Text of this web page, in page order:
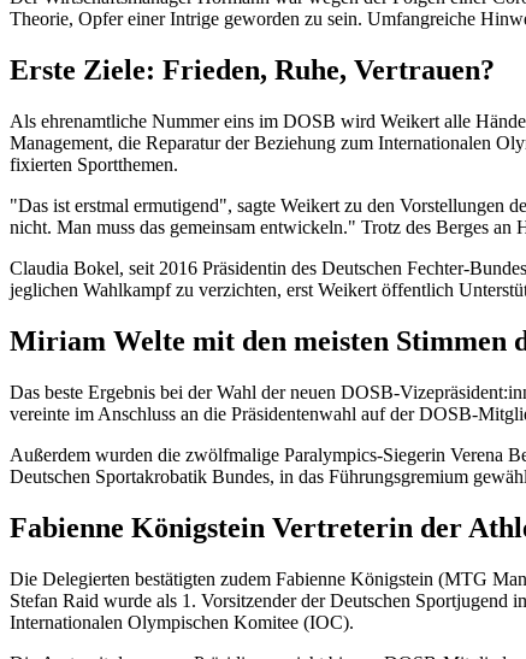
Theorie, Opfer einer Intrige geworden zu sein. Umfangreiche
Erste Ziele: Frieden, Ruhe, Vertrauen?
Als ehrenamtliche Nummer eins im DOSB wird Weikert alle
Management, die Reparatur der Beziehung zum Internationalen
fixierten Sportthemen.
"Das ist erstmal ermutigend", sagte Weikert zu den Vorstellungen
nicht. Man muss das gemeinsam entwickeln." Trotz des Berges
Claudia Bokel, seit 2016 Präsidentin des Deutschen Fechter-
jeglichen Wahlkampf zu verzichten, erst Weikert öffentlich
Miriam Welte mit den meisten Stimmen
Das beste Ergebnis bei der Wahl der neuen DOSB-
vereinte im Anschluss an die Präsidentenwahl auf der DOSB-
Außerdem wurden die zwölfmalige Paralympics-Siegerin Verena
Deutschen Sportakrobatik Bundes, in das Führungsgremium
Fabienne Königstein Vertreterin der
Die Delegierten bestätigten zudem Fabienne Königstein (MTG
Stefan Raid wurde als 1. Vorsitzender der Deutschen
Internationalen Olympischen Komitee (IOC).